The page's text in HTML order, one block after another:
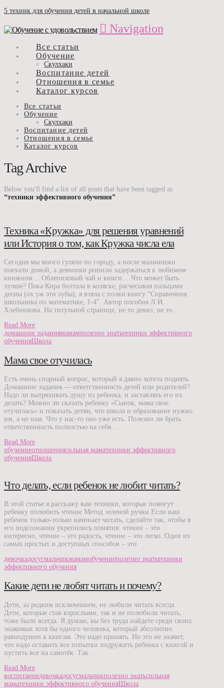
5 техник для обучения детей в начальной школе
Navigation
Все статьи
Обучение
Скулхаки
Воспитание детей
Отношения в семье
Каталог курсов
Все статьи
Обучение
Скулхаки
Воспитание детей
Отношения в семье
Каталог курсов
Tag Archive
Below you'll find a list of all posts that have been tagged as
“техники эффективного обучения”
Техника «Кружка» для решения уравнений
или История о том, как Кружка числа ела
Сегодня мы много гуляли по городу, а после мальчишки
поехали домой, а девчонки решили задержаться в любимом
книжном… Облепиховый чай и книги… Что может быть
лучше? Пока Кира болтала в коляске, расчесывая пальцами
десны (ох уж эти зубы), я взяла с полки книгу “Справочник
школьника по математике, 1-4”. Автор пособия Л.И.
Хлебникова. На титульной странице, не то девиз, не то …
Read More
домашние заданиямамамполезно знатьтехники эффективного
обученияШкола
Мама свое отучилась
Есть очень спорный вопрос, который я давно хотела поднять.
Домашние задания — ответственность детей или родителей?
Надо ли вытряхивать душу из ребенка, и заставлять его их
делать? Можно ли сказать ребенку «Сынок, мама свое
отучилась» и показать детям, что школа и образование нужно
им, а не нам. Что у нас-то оно уже есть. Полезно ли брать
ответственность полностью на себя …
Read More
обучениеотношениясильная маматехники эффективного
обученияШкола
Что делать, если ребенок не любит читать?
В этой статье я расскажу вам техники, которые помогут
ребенку полюбить чтение Метод зеленой ручки Если ваш
ребенок только-только начинает читать, сделайте так, чтобы в
его подсознании укрепились понятия: чтение – это
интересно, чтение – это радость, чтение – это легко. Один из
самых простых и доступных способов – это
девочкадосугмальчикмамамобучениеполезно знатьтехники
эффективного обучения
Какие дети не любят читать и почему?
Дети, за редким исключением, не любили читать всегда.
Дети, которые став взрослыми, так и не полюбили читать,
тоже были всегда. Я думаю, вы без труда найдете среди своих
знакомых хотя бы одного человека, который абсолютно
равнодушен к книгам. Это надо принять. Но это не значит,
что надо оставить все попытки подружить ребенка с книгой и
пустить все на самотёк. Так …
Read More
воспитаниедевочкадосугмальчикполезно знатьсильная
маматехники эффективного обученияШкола